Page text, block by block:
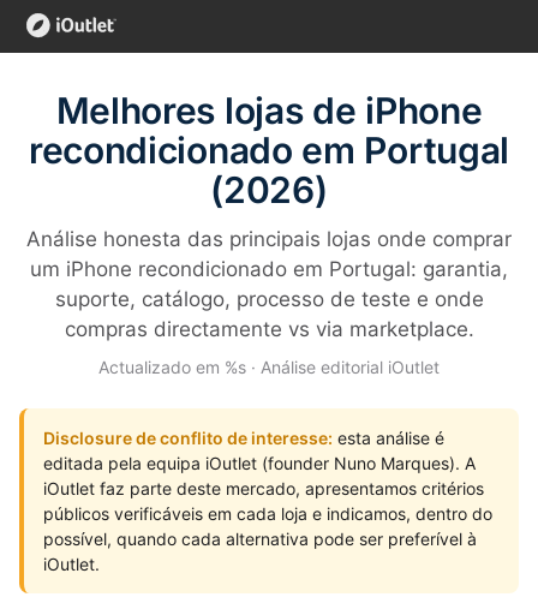
Melhores lojas de iPhone
recondicionado em Portugal
(2026)
Análise honesta das principais lojas onde comprar
um iPhone recondicionado em Portugal: garantia,
suporte, catálogo, processo de teste e onde
compras directamente vs via marketplace.
Actualizado em %s · Análise editorial iOutlet
Disclosure de conflito de interesse: esta análise é
editada pela equipa iOutlet (founder Nuno Marques). A
iOutlet faz parte deste mercado, apresentamos critérios
públicos verificáveis em cada loja e indicamos, dentro do
possível, quando cada alternativa pode ser preferível à
iOutlet.